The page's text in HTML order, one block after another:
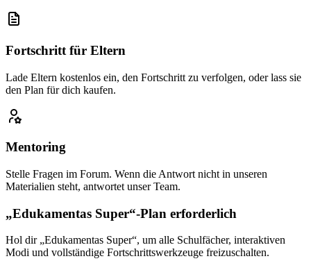
Fortschritt für Eltern
Lade Eltern kostenlos ein, den Fortschritt zu verfolgen, oder lass sie
den Plan für dich kaufen.
Mentoring
Stelle Fragen im Forum. Wenn die Antwort nicht in unseren
Materialien steht, antwortet unser Team.
„Edukamentas Super“-Plan erforderlich
Hol dir „Edukamentas Super“, um alle Schulfächer, interaktiven
Modi und vollständige Fortschrittswerkzeuge freizuschalten.